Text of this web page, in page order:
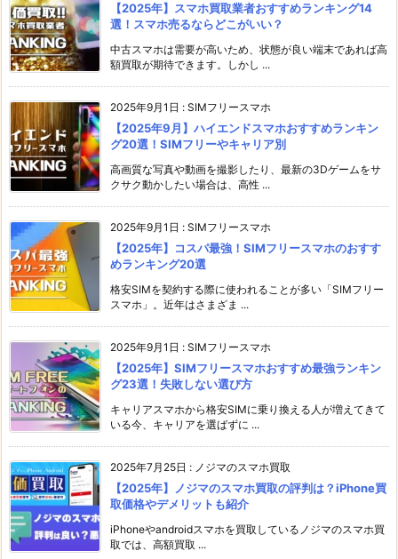
【2025年】スマホ買取業者おすすめランキング14
選！スマホ売るならどこがいい？
中古スマホは需要が高いため、状態が良い端末であれば高
額買取が期待できます。しかし ...
2025年9月1日 : SIMフリースマホ
【2025年9月】ハイエンドスマホおすすめランキン
グ20選！SIMフリーやキャリア別
高画質な写真や動画を撮影したり、最新の3Dゲームをサ
クサク動かしたい場合は、高性 ...
2025年9月1日 : SIMフリースマホ
【2025年】コスパ最強！SIMフリースマホのおすす
めランキング20選
格安SIMを契約する際に使われることが多い「SIMフリー
スマホ」。近年はさまざま ...
2025年9月1日 : SIMフリースマホ
【2025年】SIMフリースマホおすすめ最強ランキン
グ23選！失敗しない選び方
キャリアスマホから格安SIMに乗り換える人が増えてきて
いる今、キャリアを選ばずに ...
2025年7月25日 : ノジマのスマホ買取
【2025年】ノジマのスマホ買取の評判は？iPhone買
取価格やデメリットも紹介
iPhoneやandroidスマホを買取しているノジマのスマホ買
取では、高額買取 ...